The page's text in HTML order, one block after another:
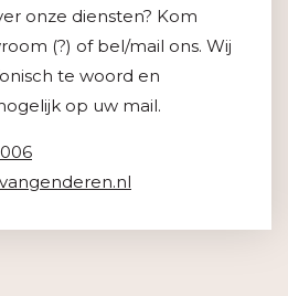
onze diensten? Kom
(?) of bel/mail ons. Wij
te woord en
op uw mail.